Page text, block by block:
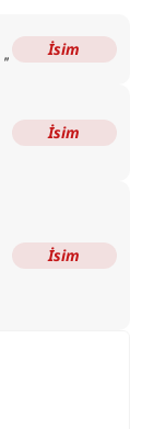
"
İsim
İsim
İsim